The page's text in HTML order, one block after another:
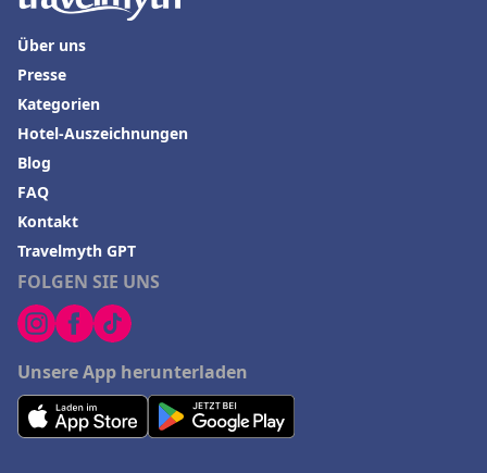
FOLGEN SIE UNS
Unsere App herunterladen
Über uns
Presse
Kategorien
Hotel-Auszeichnungen
Blog
FAQ
Kontakt
Travelmyth GPT